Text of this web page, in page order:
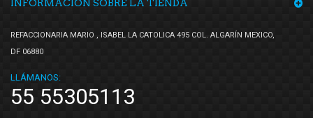
INFORMACIÓN SOBRE LA TIENDA
REFACCIONARIA MARIO , ISABEL LA CATOLICA 495 COL. ALGARÍN MEXICO,
DF 06880
LLÁMANOS:
55 55305113